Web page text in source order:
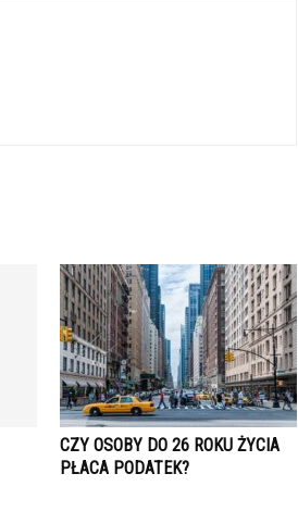
CZY OSOBY DO 26 ROKU ŻYCIA
PŁACA PODATEK?